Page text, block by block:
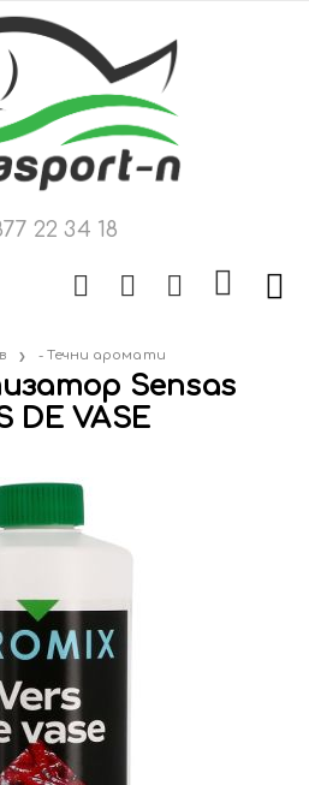
22 34 18
- Течни аромати
Sensas
DE VASE